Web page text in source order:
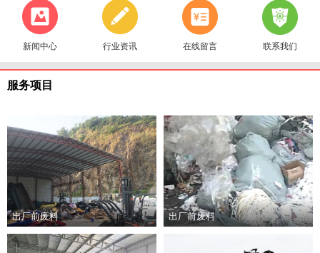
新闻中心 行业资讯 在线留言 联系我们
服务项目
出厂前废料 出厂前废料